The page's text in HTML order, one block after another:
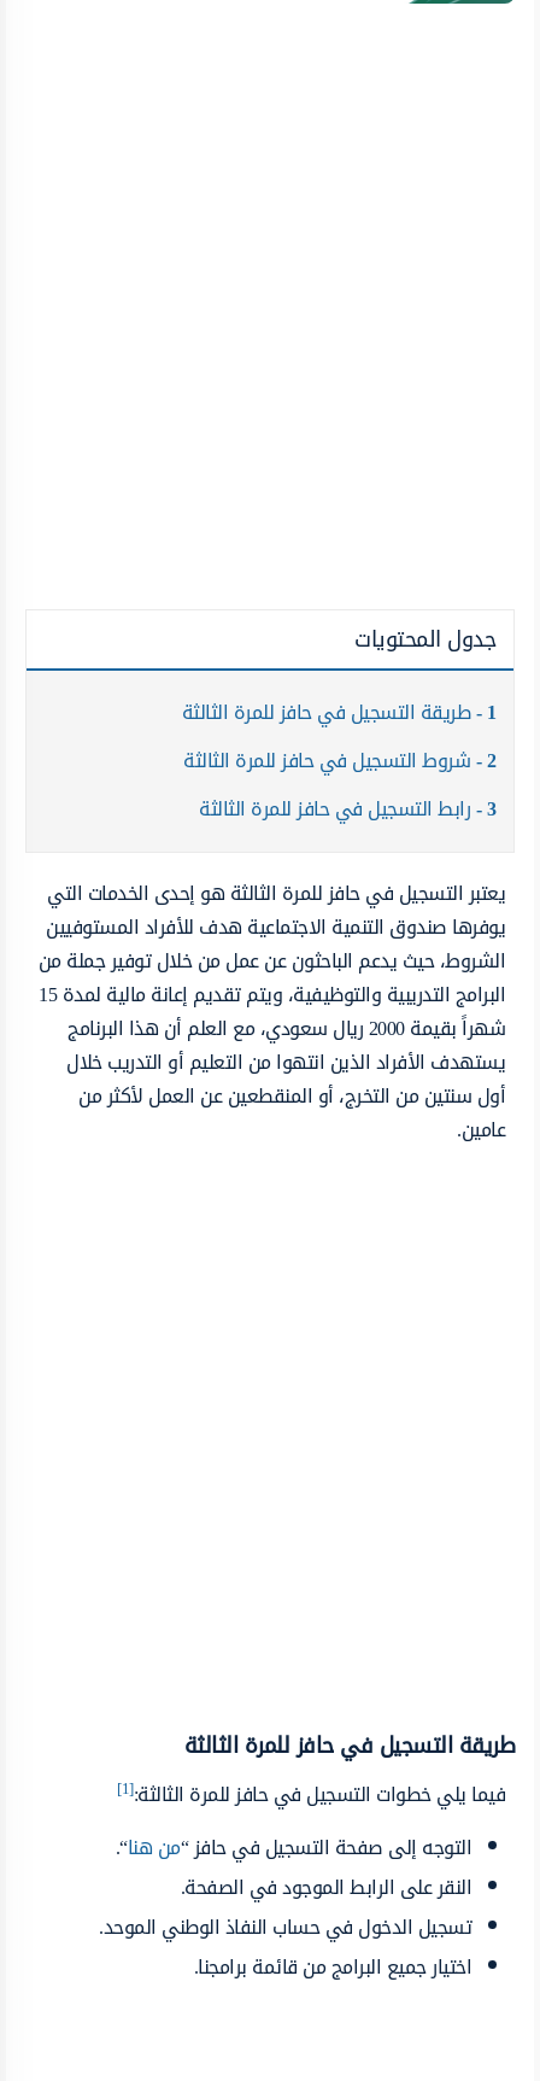
جدول المحتويات
1 طريقة التسجيل في حافز للمرة الثالثة
2 شروط التسجيل في حافز للمرة الثالثة
3 رابط التسجيل في حافز للمرة الثالثة
يعتبر التسجيل في حافز للمرة الثالثة هو إحدى الخدمات التي
يوفرها صندوق التنمية الاجتماعية هدف للأفراد المستوفيين
الشروط، حيث يدعم الباحثون عن عمل من خلال توفير جملة من
البرامج التدريبية والتوظيفية، ويتم تقديم إعانة مالية لمدة 15
شهراً بقيمة 2000 ريال سعودي، مع العلم أن هذا البرنامج
يستهدف الأفراد الذين انتهوا من التعليم أو التدريب خلال
أول سنتين من التخرج، أو المنقطعين عن العمل لأكثر من
عامين.
طريقة التسجيل في حافز للمرة الثالثة
فيما يلي خطوات التسجيل في حافز للمرة الثالثة:[1]
التوجه إلى صفحة التسجيل في حافز “من هنا“.
النقر على الرابط الموجود في الصفحة.
تسجيل الدخول في حساب النفاذ الوطني الموحد.
اختيار جميع البرامج من قائمة برامجنا.